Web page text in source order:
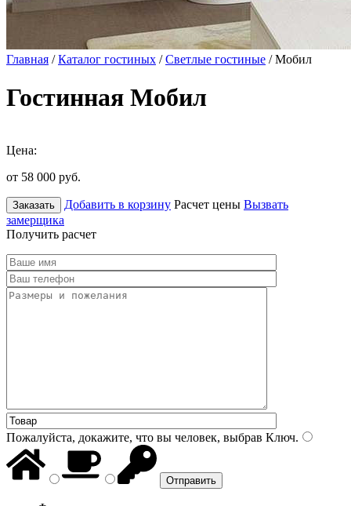
Главная /Каталог гостиных /Светлые гостиные / Мобил
Гостинная Мобил
Цена:
от 58 000 руб.
Заказать Добавить в корзину Расчет цены Вызвать
замерщика
Получить расчет
Пожалуйста, докажите, что вы человек, выбрав Ключ.